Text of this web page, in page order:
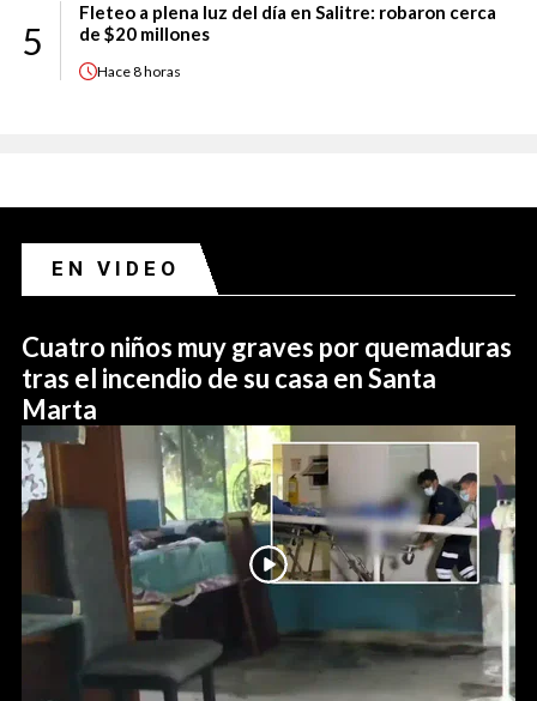
5
Fleteo a plena luz del día en Salitre: robaron cerca
de $20 millones
Hace8 horas
EN VIDEO
Cuatro niños muy graves por quemaduras
tras el incendio de su casa en Santa
Marta